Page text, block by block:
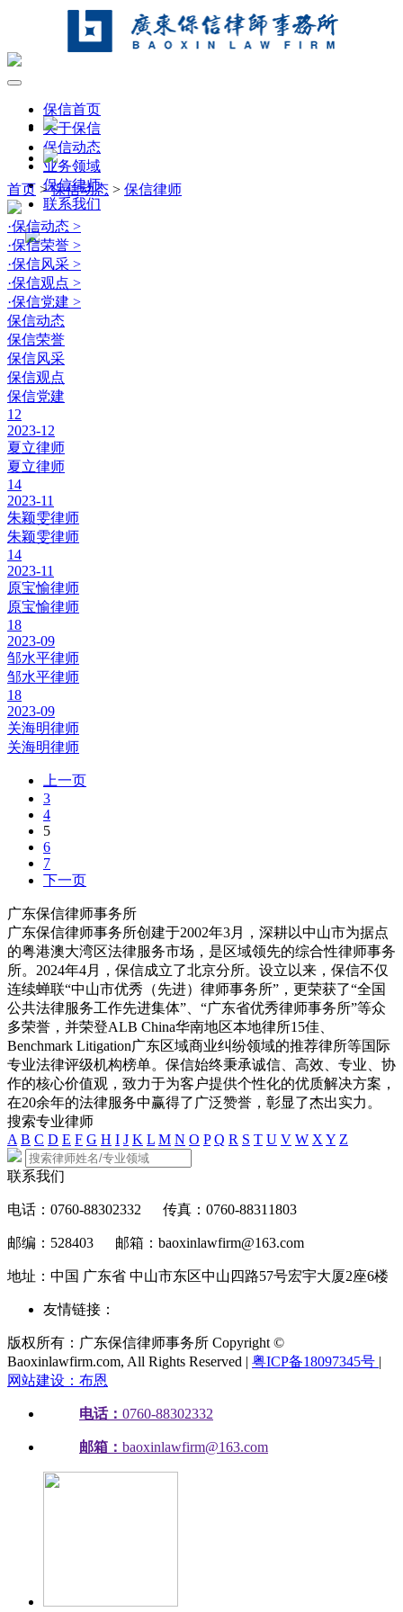
保信首页
关于保信
保信动态
业务领域
保信律师
联系我们
首页 >保信动态 > 保信律师
·保信动态 >
·保信荣誉 >
·保信风采 >
·保信观点 >
·保信党建 >
保信动态
保信荣誉
保信风采
保信观点
保信党建
12
2023-12
夏立律师
夏立律师
14
2023-11
朱颖雯律师
朱颖雯律师
14
2023-11
原宝愉律师
原宝愉律师
18
2023-09
邹水平律师
邹水平律师
18
2023-09
关海明律师
关海明律师
上一页
3
4
5
6
7
下一页
广东保信律师事务所
广东保信律师事务所创建于2002年3月，深耕以中山市为据点
的粤港澳大湾区法律服务市场，是区域领先的综合性律师事务
所。2024年4月，保信成立了北京分所。设立以来，保信不仅
连续蝉联“中山市优秀（先进）律师事务所”，更荣获了“全国
公共法律服务工作先进集体”、“广东省优秀律师事务所”等众
多荣誉，并荣登ALB China华南地区本地律所15佳、
Benchmark Litigation广东区域商业纠纷领域的推荐律所等国际
专业法律评级机构榜单。保信始终秉承诚信、高效、专业、协
作的核心价值观，致力于为客户提供个性化的优质解决方案，
在20余年的法律服务中赢得了广泛赞誉，彰显了杰出实力。
搜索专业律师
A B C D E F G H I J K L M N O P Q R S T U V W X Y Z
联系我们
电话：0760-88302332 传真：0760-88311803
邮编：528403 邮箱：baoxinlawfirm@163.com
地址：中国 广东省 中山市东区中山四路57号宏宇大厦2座6楼
友情链接：
版权所有：广东保信律师事务所 Copyright ©
Baoxinlawfirm.com, All Rights Reserved | 粤ICP备18097345号 |
网站建设：布恩
电话： 0760-88302332
邮箱： baoxinlawfirm@163.com